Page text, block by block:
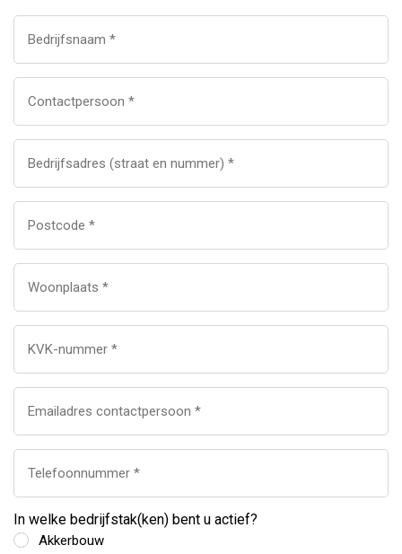
In welke bedrijfstak(ken) bent u actief?
Akkerbouw